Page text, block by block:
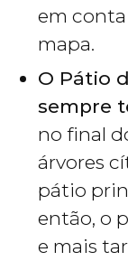
em
mapa.
O Pátio
sempre
no final
árvores
pátio
então, o
e mais